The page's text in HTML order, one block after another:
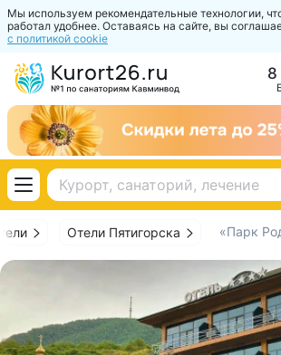
Мы используем рекомендательные технологии,
работал удобнее. Оставаясь на сайте, вы
с политикой cookie
8
Отели Пятигорска «Парк